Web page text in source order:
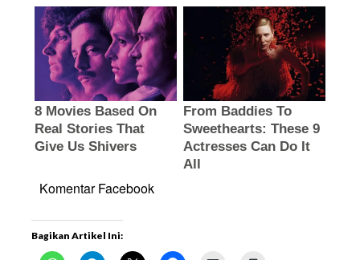
Komentar Facebook
Bagikan Artikel Ini: